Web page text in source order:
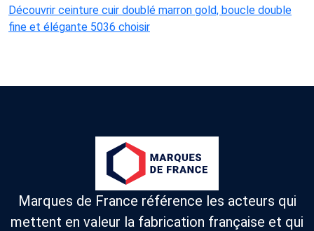
Découvrir ceinture cuir doublé marron gold, boucle double
fine et élégante 5036 choisir
Marques de France référence les acteurs qui
mettent en valeur la fabrication française et qui